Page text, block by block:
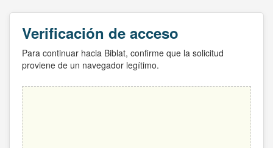
Verificación de acceso
Para continuar hacia Biblat, confirme que la solicitud
proviene de un navegador legítimo.